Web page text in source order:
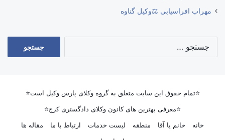
مهراب افراسیابی ⚖️وکیل گناوه
⭐تمام حقوق این سایت متعلق به گروه وکلای پارس وکیل است⭐
⭐معرفی بهترین های کانون وکلای دادگستری کرج⭐
خانه
خانم یا آقا منطقه لیست خدمات ارتباط با ما
مقاله ها